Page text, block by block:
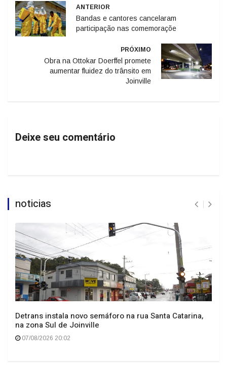
ANTERIOR
Bandas e cantores cancelaram
participação nas comemoraçõe
PRÓXIMO
Obra na Ottokar Doerffel promete
aumentar fluidez do trânsito em
Joinville
Deixe seu comentário
noticias
Detrans instala novo semáforo na rua Santa Catarina,
na zona Sul de Joinville
07/08/2026 20:02